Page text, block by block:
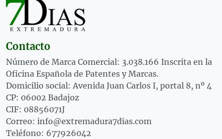
Contacto
Número de Marca Comercial: 3.038.166 Inscrita en la
Oficina Española de Patentes y Marcas.
Domicilio social: Avenida Juan Carlos I, portal 8, nº 4
CP: 06002 Badajoz
CIF: 08856071J
Correo: info@extremadura7dias.com
Teléfono: 677926042